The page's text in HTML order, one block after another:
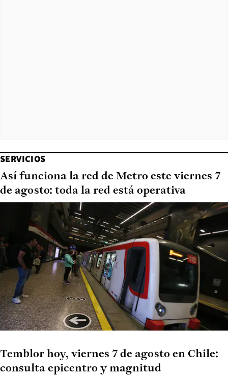
SERVICIOS
Así funciona la red de Metro este viernes 7
de agosto: toda la red está operativa
Temblor hoy, viernes 7 de agosto en Chile:
consulta epicentro y magnitud